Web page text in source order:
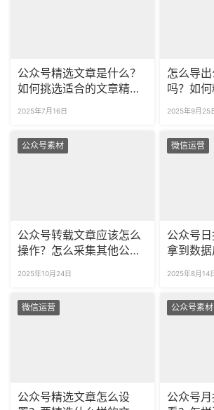
公众号精选文章是什么？
如何挑选适合的文章精
2025年7月16日
怎么导
吗？如
2025年9月25
公众号素材
公众号转载文章应该怎么
操作？怎么采集其他公众
号？
2025年10月24日
微信运营
公众号日
拿到数据
2025年8月14
微信运营
公众号精选文章怎么设
公众号素材
公众号